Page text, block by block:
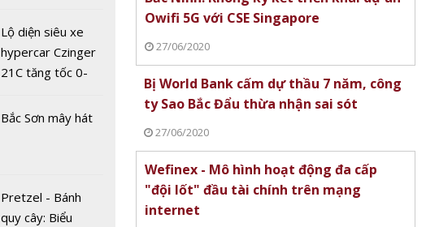
Virus Corona:
quần thể dơi tại
hàng tại khu dịch
vụ trong dịch
Covid-19
Lộ diện siêu xe
hypercar Czinger
21C tăng tốc 0-
2 giây
Bắc Sơn mây hát
Pretzel - Bánh
quy cây: Biểu
Owifi 5G với CSE Singapore
27/06/2020
Bị World Bank cấm dự thầu 7 năm, công
ty Sao Bắc Đẩu thừa nhận sai sót
27/06/2020
Wefinex - Mô hình hoạt động đa cấp
"đội lốt" đầu tài chính trên mạng
internet